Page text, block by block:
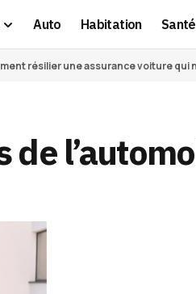
Auto Habitation Santé
résilier une assurance voiture qui
de